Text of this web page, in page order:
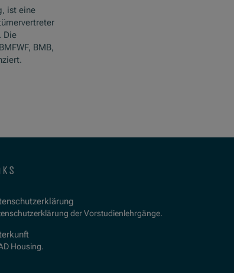
ist eine
Die
BMB,
der Vorstudienlehrgänge.
(Öffnet in neuem Fenster)
Housing.